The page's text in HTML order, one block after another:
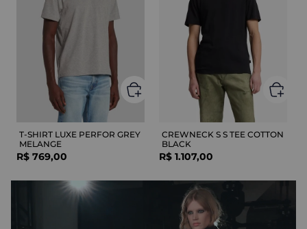
T-SHIRT LUXE PERFOR GREY
MELANGE
R$ 769,00
CREWNECK S S TEE COTTON
BLACK
R$ 1.107,00